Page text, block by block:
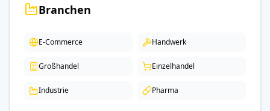
Branchen
E-Commerce Handwerk
Großhandel Einzelhandel
Industrie Pharma